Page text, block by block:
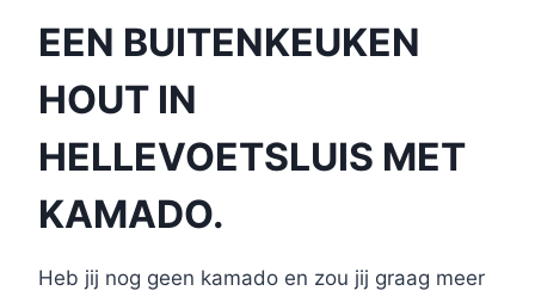
EEN BUITENKEUKEN
HOUT IN
HELLEVOETSLUIS MET
KAMADO.
Heb jij nog geen kamado en zou jij graag meer